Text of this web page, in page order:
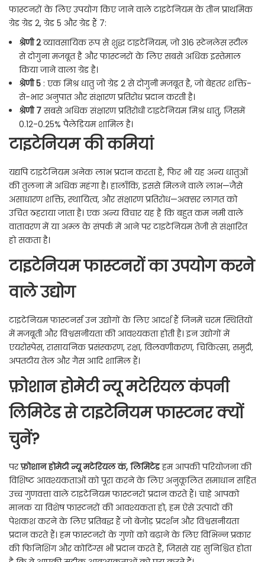
फास्टनरों के लिए उपयोग किए जाने वाले टाइटेनियम के तीन प्राथमिक
ग्रेड ग्रेड 2, ग्रेड 5 और ग्रेड हैं 7:
श्रेणी 2व्यावसायिक रूप से शुद्ध टाइटेनियम, जो 316 स्टेनलेस स्टील
से दोगुना मजबूत है और फास्टनरों के लिए सबसे अधिक इस्तेमाल
किया जाने वाला ग्रेड है।
श्रेणी 5 : एक मिश्र धातु जो ग्रेड 2 से दोगुनी मजबूत है, जो बेहतर शक्ति-
से-भार अनुपात और संक्षारण प्रतिरोध प्रदान करती है।
श्रेणी 7सबसे अधिक संक्षारण प्रतिरोधी टाइटेनियम मिश्र धातु, जिसमें
0.12-0.25% पैलेडियम शामिल है।
टाइटेनियम की कमियां
यद्यपि टाइटेनियम अनेक लाभ प्रदान करता है, फिर भी यह अन्य धातुओं
की तुलना में अधिक महंगा है। हालाँकि, इससे मिलने वाले लाभ—जैसे
असाधारण शक्ति, स्थायित्व, और संक्षारण प्रतिरोध—अक्सर लागत को
उचित ठहराया जाता है। एक अन्य विचार यह है कि बहुत कम नमी वाले
वातावरण में या अम्ल के संपर्क में आने पर टाइटेनियम तेजी से संक्षारित
हो सकता है।
टाइटेनियम फास्टनरों का उपयोग करने
वाले उद्योग
टाइटेनियम फास्टनर्स उन उद्योगों के लिए आदर्श हैं जिनमें चरम स्थितियों
में मजबूती और विश्वसनीयता की आवश्यकता होती है। इन उद्योगों में
एयरोस्पेस, रासायनिक प्रसंस्करण, रक्षा, विलवणीकरण, चिकित्सा, समुद्री,
अपतटीय तेल और गैस आदि शामिल हैं।
फ़ोशान होमेटी न्यू मटेरियल कंपनी
लिमिटेड से टाइटेनियम फास्टनर क्यों
चुनें?
परफ़ोशान होमेटी न्यू मटेरियल कं, लिमिटेडहम आपकी परियोजना की
विशिष्ट आवश्यकताओं को पूरा करने के लिए अनुकूलित समाधान सहित
उच्च गुणवत्ता वाले टाइटेनियम फास्टनरों प्रदान करते हैं। चाहे आपको
मानक या विशेष फास्टनरों की आवश्यकता हो, हम ऐसे उत्पादों की
पेशकश करने के लिए प्रतिबद्ध हैं जो बेजोड़ प्रदर्शन और विश्वसनीयता
प्रदान करते हैं। हम फास्टनरों के गुणों को बढ़ाने के लिए विभिन्न प्रकार
की फिनिशिंग और कोटिंग्स भी प्रदान करते हैं, जिससे यह सुनिश्चित होता